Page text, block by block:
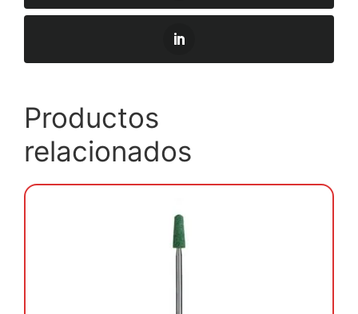
Productos
relacionados